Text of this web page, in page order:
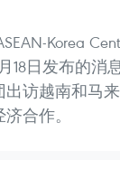
Korea
18日发布的消
访越南和马
合作。